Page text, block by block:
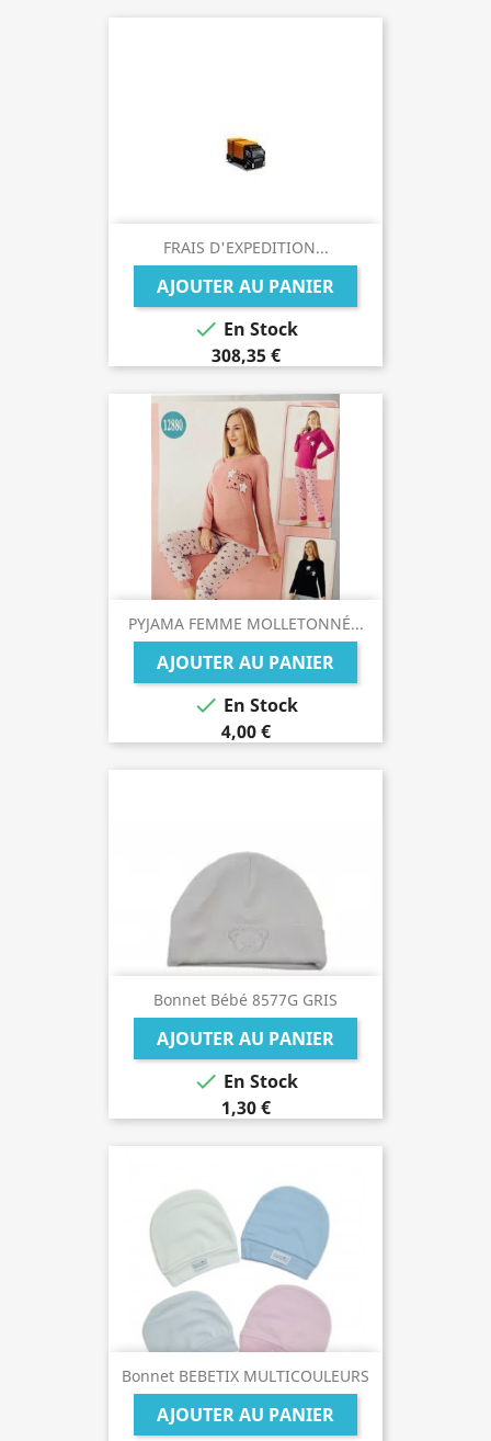
FRAIS D'EXPEDITION...
AJOUTER AU PANIER
 En Stock
308,35 €
PYJAMA FEMME MOLLETONNÉ...
AJOUTER AU PANIER
 En Stock
4,00 €
Bonnet Bébé 8577G GRIS
AJOUTER AU PANIER
 En Stock
1,30 €
Bonnet BEBETIX MULTICOULEURS
AJOUTER AU PANIER